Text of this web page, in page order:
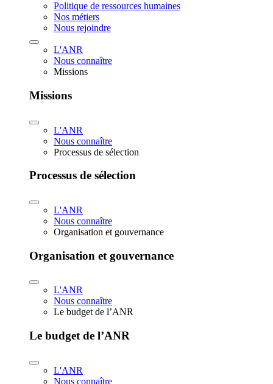
Politique de ressources humaines
Nos métiers
Nous rejoindre
L'ANR
Nous connaître
Missions
Missions
L'ANR
Nous connaître
Processus de sélection
Processus de sélection
L'ANR
Nous connaître
Organisation et gouvernance
Organisation et gouvernance
L'ANR
Nous connaître
Le budget de l’ANR
Le budget de l’ANR
L'ANR
Nous connaître